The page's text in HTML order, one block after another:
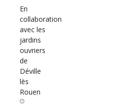
En
collaboration
avec les
jardins
ouvriers
de
Déville
lès
Rouen